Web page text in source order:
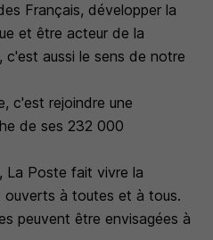
Français, développer la
et être acteur de la
aussi le sens de notre
c'est rejoindre une
de ses 232 000
La Poste fait vivre la
à toutes et à tous.
peuvent être envisagées à